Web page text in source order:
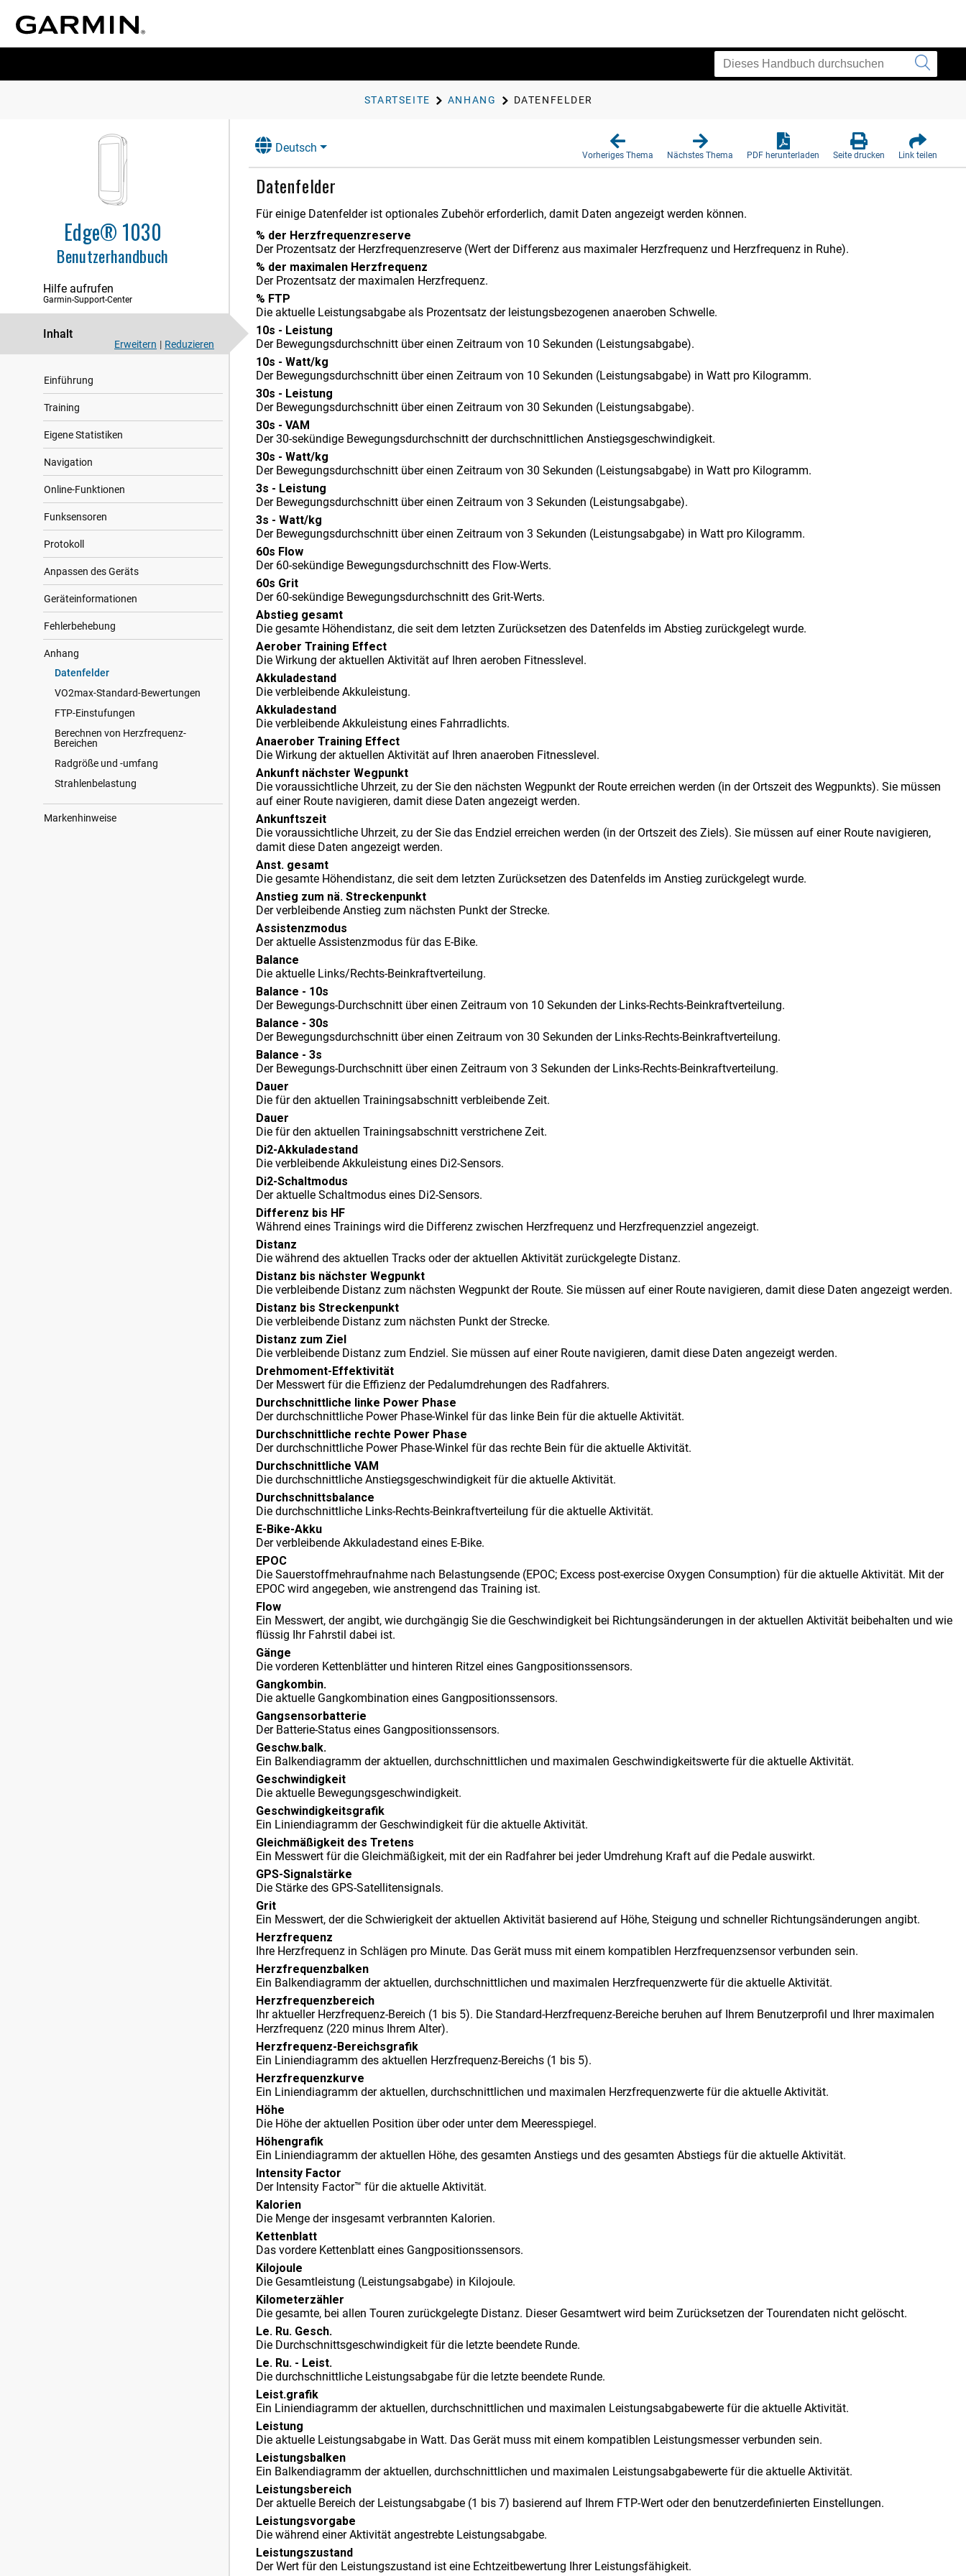
STARTSEITE ANHANG DATENFELDER
Edge® 1030
Benutzerhandbuch
Hilfe aufrufen
Garmin-Support-Center
Inhalt
Erweitern | Reduzieren
Einführung
Training
Eigene Statistiken
Navigation
Online-Funktionen
Funksensoren
Protokoll
Anpassen des Geräts
Geräteinformationen
Fehlerbehebung
Anhang
Datenfelder
VO2max-Standard-Bewertungen
FTP-Einstufungen
Berechnen von Herzfrequenz-
Bereichen
Radgröße und -umfang
Strahlenbelastung
Markenhinweise
Deutsch
Vorheriges Thema Nächstes Thema PDF herunterladen Seite drucken Link teilen
Datenfelder
Für einige Datenfelder ist optionales Zubehör erforderlich, damit Daten angezeigt werden können.
% der Herzfrequenzreserve
Der Prozentsatz der Herzfrequenzreserve (Wert der Differenz aus maximaler Herzfrequenz und Herzfrequenz in Ruhe).
% der maximalen Herzfrequenz
Der Prozentsatz der maximalen Herzfrequenz.
% FTP
Die aktuelle Leistungsabgabe als Prozentsatz der leistungsbezogenen anaeroben Schwelle.
10s - Leistung
Der Bewegungsdurchschnitt über einen Zeitraum von 10 Sekunden (Leistungsabgabe).
10s - Watt/kg
Der Bewegungsdurchschnitt über einen Zeitraum von 10 Sekunden (Leistungsabgabe) in Watt pro Kilogramm.
30s - Leistung
Der Bewegungsdurchschnitt über einen Zeitraum von 30 Sekunden (Leistungsabgabe).
30s - VAM
Der 30-sekündige Bewegungsdurchschnitt der durchschnittlichen Anstiegsgeschwindigkeit.
30s - Watt/kg
Der Bewegungsdurchschnitt über einen Zeitraum von 30 Sekunden (Leistungsabgabe) in Watt pro Kilogramm.
3s - Leistung
Der Bewegungsdurchschnitt über einen Zeitraum von 3 Sekunden (Leistungsabgabe).
3s - Watt/kg
Der Bewegungsdurchschnitt über einen Zeitraum von 3 Sekunden (Leistungsabgabe) in Watt pro Kilogramm.
60s Flow
Der 60-sekündige Bewegungsdurchschnitt des Flow-Werts.
60s Grit
Der 60-sekündige Bewegungsdurchschnitt des Grit-Werts.
Abstieg gesamt
Die gesamte Höhendistanz, die seit dem letzten Zurücksetzen des Datenfelds im Abstieg zurückgelegt wurde.
Aerober Training Effect
Die Wirkung der aktuellen Aktivität auf Ihren aeroben Fitnesslevel.
Akkuladestand
Die verbleibende Akkuleistung.
Akkuladestand
Die verbleibende Akkuleistung eines Fahrradlichts.
Anaerober Training Effect
Die Wirkung der aktuellen Aktivität auf Ihren anaeroben Fitnesslevel.
Ankunft nächster Wegpunkt
Die voraussichtliche Uhrzeit, zu der Sie den nächsten Wegpunkt der Route erreichen werden (in der Ortszeit des Wegpunkts). Sie müssen
auf einer Route navigieren, damit diese Daten angezeigt werden.
Ankunftszeit
Die voraussichtliche Uhrzeit, zu der Sie das Endziel erreichen werden (in der Ortszeit des Ziels). Sie müssen auf einer Route navigieren,
damit diese Daten angezeigt werden.
Anst. gesamt
Die gesamte Höhendistanz, die seit dem letzten Zurücksetzen des Datenfelds im Anstieg zurückgelegt wurde.
Anstieg zum nä. Streckenpunkt
Der verbleibende Anstieg zum nächsten Punkt der Strecke.
Assistenzmodus
Der aktuelle Assistenzmodus für das E-Bike.
Balance
Die aktuelle Links/Rechts-Beinkraftverteilung.
Balance - 10s
Der Bewegungs-Durchschnitt über einen Zeitraum von 10 Sekunden der Links-Rechts-Beinkraftverteilung.
Balance - 30s
Der Bewegungsdurchschnitt über einen Zeitraum von 30 Sekunden der Links-Rechts-Beinkraftverteilung.
Balance - 3s
Der Bewegungs-Durchschnitt über einen Zeitraum von 3 Sekunden der Links-Rechts-Beinkraftverteilung.
Dauer
Die für den aktuellen Trainingsabschnitt verbleibende Zeit.
Dauer
Die für den aktuellen Trainingsabschnitt verstrichene Zeit.
Di2-Akkuladestand
Die verbleibende Akkuleistung eines Di2-Sensors.
Di2-Schaltmodus
Der aktuelle Schaltmodus eines Di2-Sensors.
Differenz bis HF
Während eines Trainings wird die Differenz zwischen Herzfrequenz und Herzfrequenzziel angezeigt.
Distanz
Die während des aktuellen Tracks oder der aktuellen Aktivität zurückgelegte Distanz.
Distanz bis nächster Wegpunkt
Die verbleibende Distanz zum nächsten Wegpunkt der Route. Sie müssen auf einer Route navigieren, damit diese Daten angezeigt werden.
Distanz bis Streckenpunkt
Die verbleibende Distanz zum nächsten Punkt der Strecke.
Distanz zum Ziel
Die verbleibende Distanz zum Endziel. Sie müssen auf einer Route navigieren, damit diese Daten angezeigt werden.
Drehmoment-Effektivität
Der Messwert für die Effizienz der Pedalumdrehungen des Radfahrers.
Durchschnittliche linke Power Phase
Der durchschnittliche Power Phase-Winkel für das linke Bein für die aktuelle Aktivität.
Durchschnittliche rechte Power Phase
Der durchschnittliche Power Phase-Winkel für das rechte Bein für die aktuelle Aktivität.
Durchschnittliche VAM
Die durchschnittliche Anstiegsgeschwindigkeit für die aktuelle Aktivität.
Durchschnittsbalance
Die durchschnittliche Links-Rechts-Beinkraftverteilung für die aktuelle Aktivität.
E-Bike-Akku
Der verbleibende Akkuladestand eines E-Bike.
EPOC
Die Sauerstoffmehraufnahme nach Belastungsende (EPOC; Excess post-exercise Oxygen Consumption) für die aktuelle Aktivität. Mit der
EPOC wird angegeben, wie anstrengend das Training ist.
Flow
Ein Messwert, der angibt, wie durchgängig Sie die Geschwindigkeit bei Richtungsänderungen in der aktuellen Aktivität beibehalten und wie
flüssig Ihr Fahrstil dabei ist.
Gänge
Die vorderen Kettenblätter und hinteren Ritzel eines Gangpositionssensors.
Gangkombin.
Die aktuelle Gangkombination eines Gangpositionssensors.
Gangsensor​batterie
Der Batterie-Status eines Gangpositionssensors.
Geschw.balk.
Ein Balkendiagramm der aktuellen, durchschnittlichen und maximalen Geschwindigkeitswerte für die aktuelle Aktivität.
Geschwindig​keit
Die aktuelle Bewegungsgeschwindigkeit.
Geschwindigkeits​grafik
Ein Liniendiagramm der Geschwindigkeit für die aktuelle Aktivität.
Gleichmäßigkeit des Tretens
Ein Messwert für die Gleichmäßigkeit, mit der ein Radfahrer bei jeder Umdrehung Kraft auf die Pedale auswirkt.
GPS-Signalstärke
Die Stärke des GPS-Satellitensignals.
Grit
Ein Messwert, der die Schwierigkeit der aktuellen Aktivität basierend auf Höhe, Steigung und schneller Richtungsänderungen angibt.
Herz​frequenz
Ihre Herzfrequenz in Schlägen pro Minute. Das Gerät muss mit einem kompatiblen Herzfrequenzsensor verbunden sein.
Herzfrequenz​balken
Ein Balkendiagramm der aktuellen, durchschnittlichen und maximalen Herzfrequenzwerte für die aktuelle Aktivität.
Herzfrequenz​bereich
Ihr aktueller Herzfrequenz-Bereich (1 bis 5). Die Standard-Herzfrequenz-Bereiche beruhen auf Ihrem Benutzerprofil und Ihrer maximalen
Herzfrequenz (220 minus Ihrem Alter).
Herzfrequenz-Bereichsgrafik
Ein Liniendiagramm des aktuellen Herzfrequenz-Bereichs (1 bis 5).
Herzfrequenzkurve
Ein Liniendiagramm der aktuellen, durchschnittlichen und maximalen Herzfrequenzwerte für die aktuelle Aktivität.
Höhe
Die Höhe der aktuellen Position über oder unter dem Meeresspiegel.
Höhengrafik
Ein Liniendiagramm der aktuellen Höhe, des gesamten Anstiegs und des gesamten Abstiegs für die aktuelle Aktivität.
Intensity Factor
Der Intensity Factor™ für die aktuelle Aktivität.
Kalorien
Die Menge der insgesamt verbrannten Kalorien.
Kettenblatt
Das vordere Kettenblatt eines Gangpositionssensors.
Kilojoule
Die Gesamtleistung (Leistungsabgabe) in Kilojoule.
Kilometerzähler
Die gesamte, bei allen Touren zurückgelegte Distanz. Dieser Gesamtwert wird beim Zurücksetzen der Tourendaten nicht gelöscht.
Le. Ru. Gesch.
Die Durchschnittsgeschwindigkeit für die letzte beendete Runde.
Le. Ru. - Leist.
Die durchschnittliche Leistungsabgabe für die letzte beendete Runde.
Leist.grafik
Ein Liniendiagramm der aktuellen, durchschnittlichen und maximalen Leistungsabgabewerte für die aktuelle Aktivität.
Leistung
Die aktuelle Leistungsabgabe in Watt. Das Gerät muss mit einem kompatiblen Leistungsmesser verbunden sein.
Leistungsbalken
Ein Balkendiagramm der aktuellen, durchschnittlichen und maximalen Leistungsabgabewerte für die aktuelle Aktivität.
Leistungsbereich
Der aktuelle Bereich der Leistungsabgabe (1 bis 7) basierend auf Ihrem FTP-Wert oder den benutzerdefinierten Einstellungen.
Leistungsvorgabe
Die während einer Aktivität angestrebte Leistungsabgabe.
Leistungszu​stand
Der Wert für den Leistungszustand ist eine Echtzeitbewertung Ihrer Leistungsfähigkeit.